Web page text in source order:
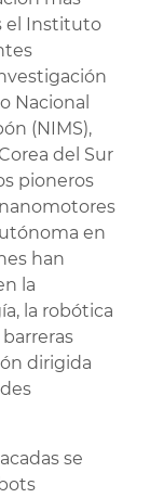
el Instituto
Nacional
(NIMS),
del Sur
pioneros
en
han
la
la robótica
dirigida
se